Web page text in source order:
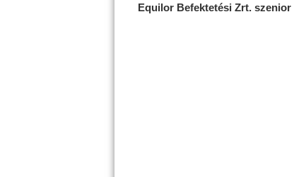
Equilor Befektetési Zrt.